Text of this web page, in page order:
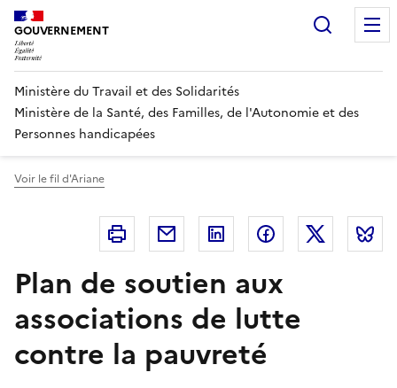
Panneau de gestion des cookies
GOUVERNEMENT
Ministère du Travail et des Solidarités
Ministère de la Santé, des Familles, de l'Autonomie et des
Personnes handicapées
Voir le fil d'Ariane
Imprimer Courriel Linkedin FacebookTwitter
Plan de soutien aux
associations de lutte
contre la pauvreté